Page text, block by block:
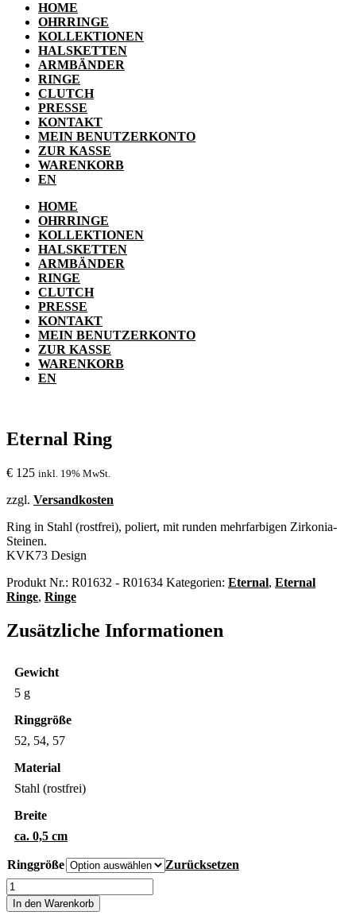
HOME
OHRRINGE
KOLLEKTIONEN
HALSKETTEN
ARMBÄNDER
RINGE
CLUTCH
PRESSE
KONTAKT
MEIN BENUTZERKONTO
ZUR KASSE
WARENKORB
EN
HOME
OHRRINGE
KOLLEKTIONEN
HALSKETTEN
ARMBÄNDER
RINGE
CLUTCH
PRESSE
KONTAKT
MEIN BENUTZERKONTO
ZUR KASSE
WARENKORB
EN
Eternal Ring
€ 125 inkl. 19% MwSt.
zzgl. Versandkosten
Ring in Stahl (rostfrei), poliert, mit runden mehrfarbigen Zirkonia-
Steinen.
KVK73 Design
Produkt Nr.: R01632 - R01634 Kategorien: Eternal, Eternal
Ringe, Ringe
Zusätzliche Informationen
Gewicht
5 g
Ringgröße
52, 54, 57
Material
Stahl (rostfrei)
Breite
ca. 0,5 cm
Ringgröße
Zurücksetzen
Eternal
Ring
Menge
In den Warenkorb